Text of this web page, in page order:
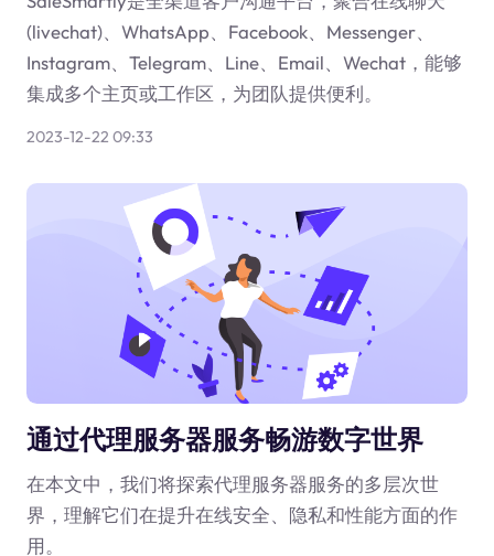
(livechat)、WhatsApp、Facebook、Messenger、
Instagram、Telegram、Line、Email、Wechat，能够
集成多个主页或工作区，为团队提供便利。
2023-12-22 09:33
通过代理服务器服务畅游数字世界
在本文中，我们将探索代理服务器服务的多层次世
界，理解它们在提升在线安全、隐私和性能方面的作
用。